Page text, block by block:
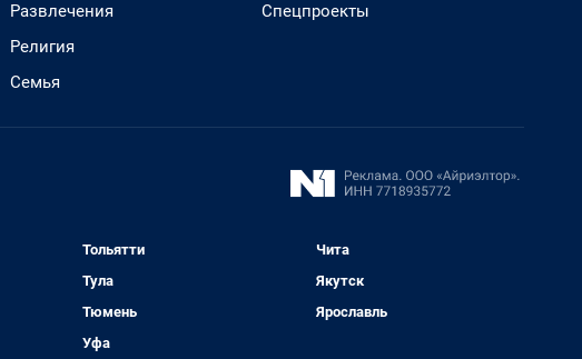
Развлечения
Религия
Семья
Спецпроекты
Тольятти
Тула
Тюмень
Уфа
Чита
Якутск
Ярославль